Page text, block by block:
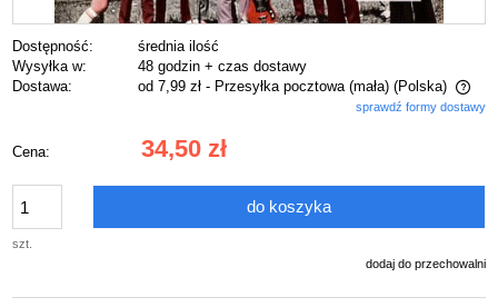
Dostępność:
średnia ilość
Wysyłka w:
48 godzin + czas dostawy
Dostawa:
od 7,99 zł - Przesyłka pocztowa (mała) (Polska)
Cena nie zawiera ewentualnych kosztów płatnościsprawdź formy dostawy
Cena: 34,50 zł
szt.
do koszyka
dodaj do przechowalni